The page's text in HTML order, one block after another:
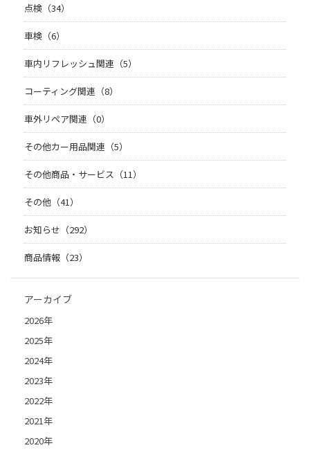
点検（34）
車検（6）
車内リフレッシュ関連（5）
コーティング関連（8）
車外リペア関連（0）
その他カー用品関連（5）
その他商品・サービス（11）
その他（41）
お知らせ（292）
商品情報（23）
アーカイブ
2026年
2025年
2024年
2023年
2022年
2021年
2020年